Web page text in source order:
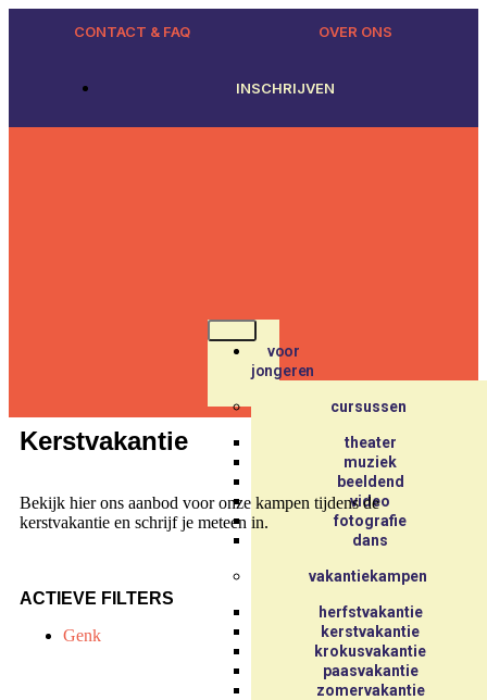
CONTACT & FAQ OVER ONS
INSCHRIJVEN
voor
jongeren
cursussen
theater
muziek
beeldend
video
fotografie
dans
vakantiekampen
herfstvakantie
kerstvakantie
krokusvakantie
paasvakantie
zomervakantie
Kerstvakantie
Bekijk hier ons aanbod voor onze kampen tijdens de
kerstvakantie en schrijf je meteen in.
ACTIEVE FILTERS
Genk